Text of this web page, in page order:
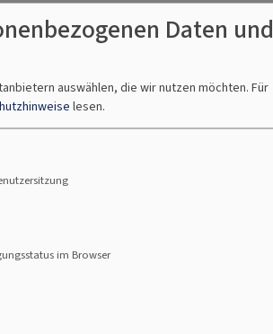
Daten und
auswählen, die wir nutzen möchten. Für
lesen.
im Browser